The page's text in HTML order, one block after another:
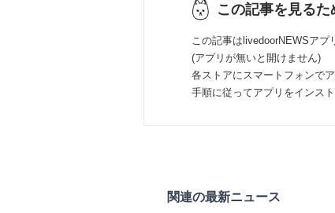
この記事を見るた
この記事はlivedoorNEWSアプ
(アプリが無いと開けません)
各ストアにスマートフォンでア
手順に従ってアプリをインス
関連の最新ニュース